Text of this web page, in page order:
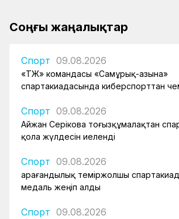
Соңғы жаңалықтар
Спорт 09.08.2026
«ҚТЖ» командасы «Самұрық-Қазына»
спартакиадасында киберспорттан
Спорт 09.08.2026
Айжан Серікова тоғызқұмалақтан
қола жүлдесін иеленді
Спорт 09.08.2026
Қарағандылық теміржолшы
медаль жеңіп алды
Спорт 09.08.2026